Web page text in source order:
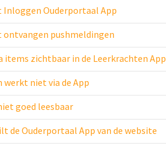
Ouderportaal App
pushmeldingen
items zichtbaar in de Leerkrachten App
werkt niet via de App
goed leesbaar
de Ouderportaal App van de website